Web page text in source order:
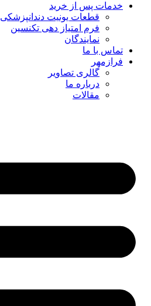
خدمات پس از خرید
قطعات یونیت دندانپزشکی
فرم امتیاز دهی تکنسین
نمایندگان
تماس با ما
فرازمهر
گالری تصاویر
درباره ما
مقالات